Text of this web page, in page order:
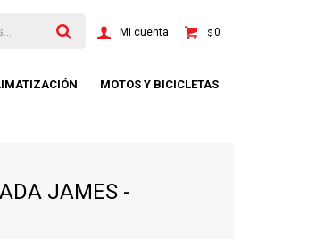
MOTOS Y BICICLETAS
$0
JAMES -